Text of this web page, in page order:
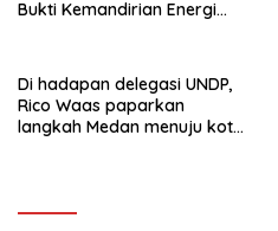
Bukti Kemandirian Energi
Di hadapan delegasi UNDP,
Rico Waas paparkan
langkah Medan menuju kota